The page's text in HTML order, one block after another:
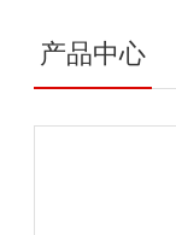
产品中心